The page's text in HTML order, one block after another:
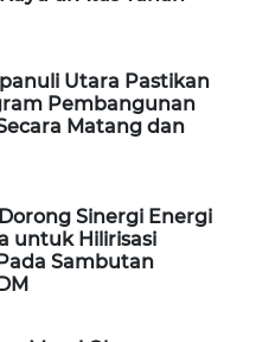
Utara Pastikan
Pembangunan
Matang dan
Sinergi Energi
untuk Hilirisasi
Sambutan